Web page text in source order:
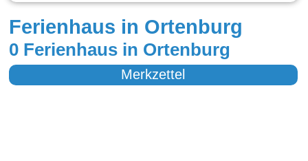
Ferienhaus in Ortenburg
0 Ferienhaus in Ortenburg
Merkzettel